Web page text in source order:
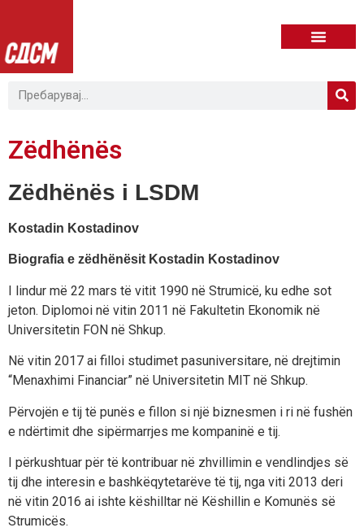
Zëdhënës
Zëdhënës i LSDM
Kostadin Kostadinov
Biografia e zëdhënësit Kostadin Kostadinov
I lindur më 22 mars të vitit 1990 në Strumicë, ku edhe sot
jeton. Diplomoi në vitin 2011 në Fakultetin Ekonomik në
Universitetin FON në Shkup.
Në vitin 2017 ai filloi studimet pasuniversitare, në drejtimin
“Menaxhimi Financiar” në Universitetin MIT në Shkup.
Përvojën e tij të punës e fillon si një biznesmen i ri në fushën
e ndërtimit dhe sipërmarrjes me kompaninë e tij.
I përkushtuar për të kontribuar në zhvillimin e vendlindjes së
tij dhe interesin e bashkëqytetarëve të tij, nga viti 2013 deri
në vitin 2016 ai ishte këshilltar në Këshillin e Komunës së
Strumicës.